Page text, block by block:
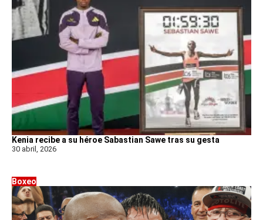
Kenia recibe a su héroe Sabastian Sawe tras su gesta
30 abril, 2026
Boxeo